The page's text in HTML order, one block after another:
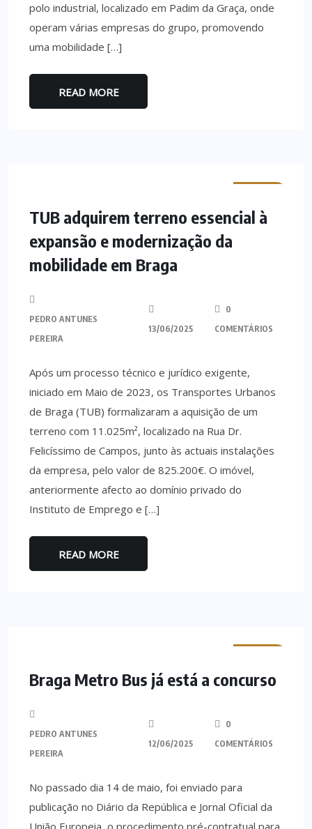
polo industrial, localizado em Padim da Graça, onde
operam várias empresas do grupo, promovendo
uma mobilidade […]
READ MORE
TUB adquirem terreno essencial à
expansão e modernização da
mobilidade em Braga
PEDRO ANTUNES
PEREIRA
13/06/2025
0
COMENTÁRIOS
Após um processo técnico e jurídico exigente,
iniciado em Maio de 2023, os Transportes Urbanos
de Braga (TUB) formalizaram a aquisição de um
terreno com 11.025m², localizado na Rua Dr.
Felicíssimo de Campos, junto às actuais instalações
da empresa, pelo valor de 825.200€. O imóvel,
anteriormente afecto ao domínio privado do
Instituto de Emprego e […]
READ MORE
Braga Metro Bus já está a concurso
PEDRO ANTUNES
PEREIRA
12/06/2025
0
COMENTÁRIOS
No passado dia 14 de maio, foi enviado para
publicação no Diário da República e Jornal Oficial da
União Europeia, o procedimento pré-contratual para